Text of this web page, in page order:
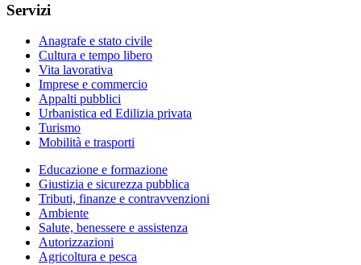
Servizi
Anagrafe e stato civile
Cultura e tempo libero
Vita lavorativa
Imprese e commercio
Appalti pubblici
Urbanistica ed Edilizia privata
Turismo
Mobilità e trasporti
Educazione e formazione
Giustizia e sicurezza pubblica
Tributi, finanze e contravvenzioni
Ambiente
Salute, benessere e assistenza
Autorizzazioni
Agricoltura e pesca